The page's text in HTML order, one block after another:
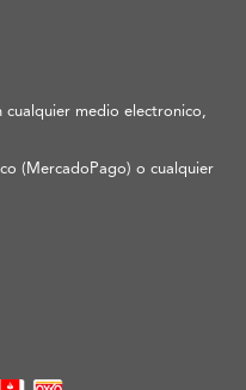
medio electronico,
(MercadoPago) o cualquier